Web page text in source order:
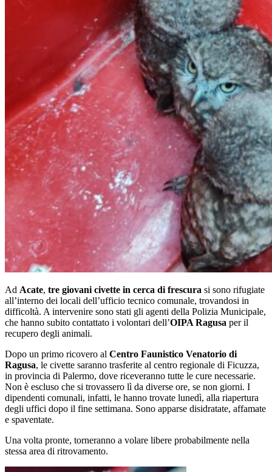
Ad Acate, tre giovani civette in cerca di frescura si sono rifugiate
all’interno dei locali dell’ufficio tecnico comunale, trovandosi in
difficoltà. A intervenire sono stati gli agenti della Polizia Municipale,
che hanno subito contattato i volontari dell’OIPA Ragusa per il
recupero degli animali.
Dopo un primo ricovero al Centro Faunistico Venatorio di
Ragusa, le civette saranno trasferite al centro regionale di Ficuzza,
in provincia di Palermo, dove riceveranno tutte le cure necessarie.
Non è escluso che si trovassero lì da diverse ore, se non giorni. I
dipendenti comunali, infatti, le hanno trovate lunedì, alla riapertura
degli uffici dopo il fine settimana. Sono apparse disidratate, affamate
e spaventate.
Una volta pronte, torneranno a volare libere probabilmente nella
stessa area di ritrovamento.